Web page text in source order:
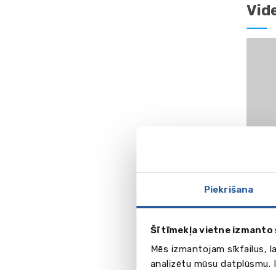
Piekrišana
Šī tīmekļa vietne izmanto
Mēs izmantojam sīkfailus,
analizētu mūsu